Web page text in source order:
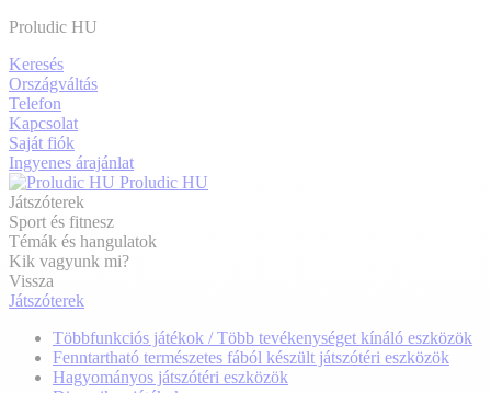
Proludic HU
Keresés
Országváltás
Telefon
Kapcsolat
Saját fiók
Ingyenes árajánlat
Proludic HU
Játszóterek
Sport és fitnesz
Témák és hangulatok
Kik vagyunk mi?
Vissza
Játszóterek
Többfunkciós játékok / Több tevékenységet kínáló eszközök
Fenntartható természetes fából készült játszótéri eszközök
Hagyományos játszótéri eszközök